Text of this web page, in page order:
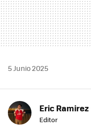
5 Junio 2025
Eric Ramirez
Editor